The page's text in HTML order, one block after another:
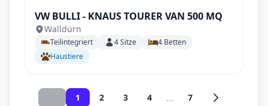
VW BULLI - KNAUS TOURER VAN 500 MQ
Walldürn
Teilintegriert 4Sitze 4 Betten
Haustiere
1 2 3 4 ... 7